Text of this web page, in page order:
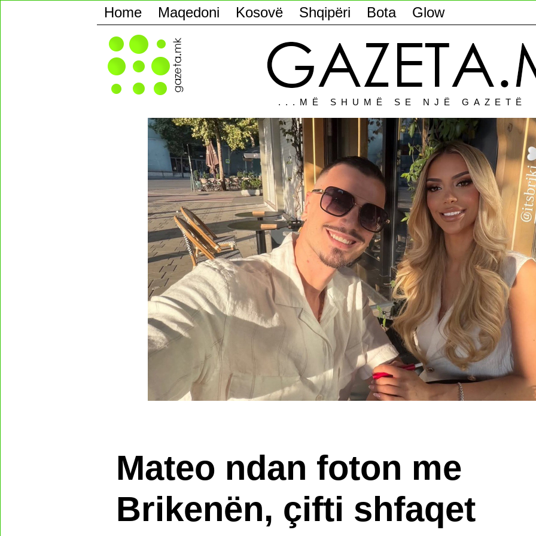
Home Maqedoni Kosovë Shqipëri Bota Glow
...MË SHUMË SE NJË GAZETË
Mateo ndan foton me
Brikenën, çifti shfaqet